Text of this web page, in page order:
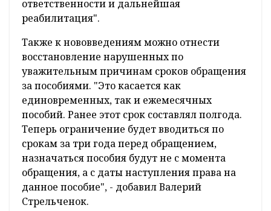
ответственности и дальнейшая
реабилитация".
Также к нововведениям можно отнести
восстановление нарушенных по
уважительным причинам сроков обращения
за пособиями. "Это касается как
единовременных, так и ежемесячных
пособий. Ранее этот срок составлял полгода.
Теперь ограничение будет вводиться по
срокам за три года перед обращением,
назначаться пособия будут не с момента
обращения, а с даты наступления права на
данное пособие", - добавил Валерий
Стрельченок.